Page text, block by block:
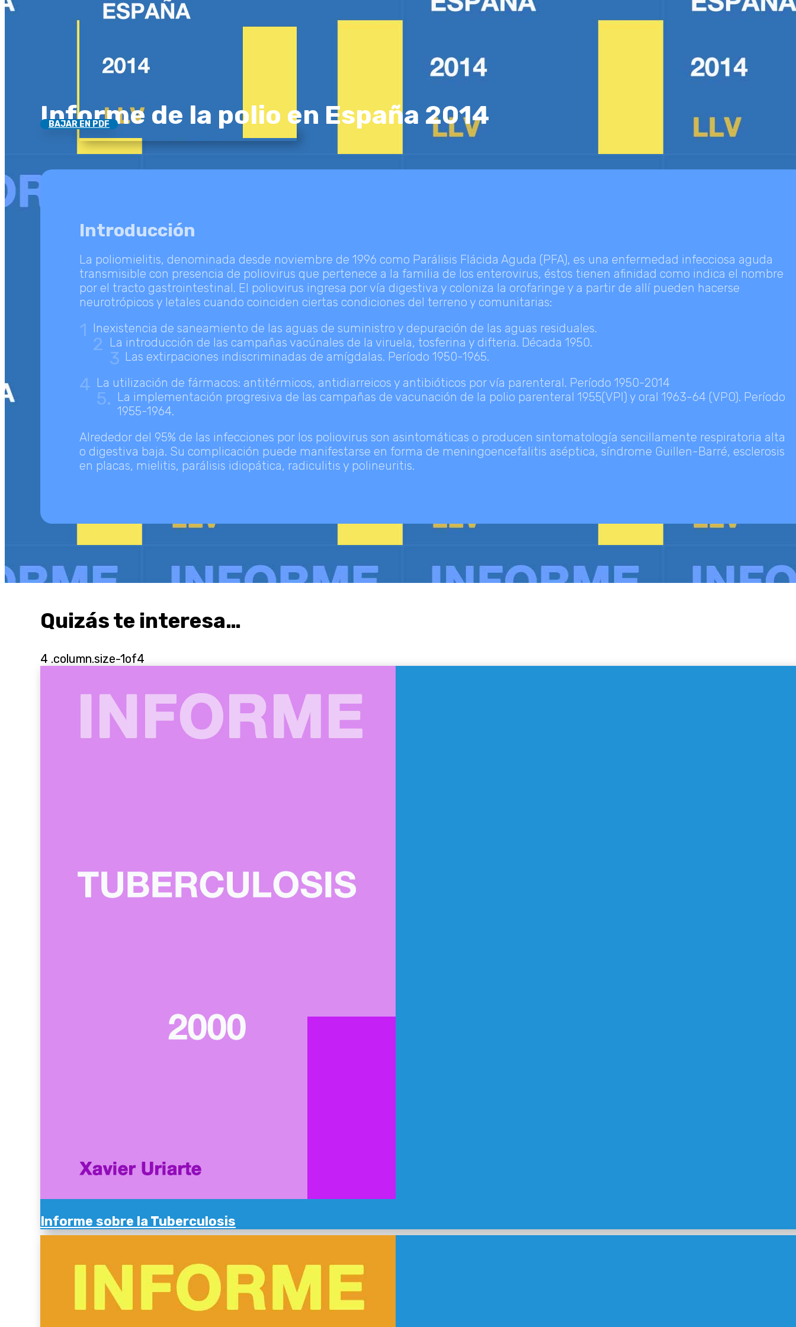
Informe de la polio en España 2014
BAJAR EN PDF
Introducción
La poliomielitis, denominada desde noviembre de 1996 como Parálisis Flácida Aguda (PFA), es una enfermedad infecciosa aguda
transmisible con presencia de poliovirus que pertenece a la familia de los enterovirus, éstos tienen afinidad como indica el nombre
por el tracto gastrointestinal. El poliovirus ingresa por vía digestiva y coloniza la orofaringe y a partir de allí pueden hacerse
neurotrópicos y letales cuando coinciden ciertas condiciones del terreno y comunitarias:
1 Inexistencia de saneamiento de las aguas de suministro y depuración de las aguas residuales.
2 La introducción de las campañas vacúnales de la viruela, tosferina y difteria. Década 1950.
3 Las extirpaciones indiscriminadas de amígdalas. Período 1950-1965.
4 La utilización de fármacos: antitérmicos, antidiarreicos y antibióticos por vía parenteral. Período 1950-2014
5. La implementación progresiva de las campañas de vacunación de la polio parenteral 1955(VPI) y oral 1963-64 (VPO). Período
1955-1964.
Alrededor del 95% de las infecciones por los poliovirus son asintomáticas o producen sintomatología sencillamente respiratoria alta
o digestiva baja. Su complicación puede manifestarse en forma de meningoencefalitis aséptica, síndrome Guillen-Barré, esclerosis
en placas, mielitis, parálisis idiopática, radiculitis y polineuritis.
Quizás te interesa…
Informe sobre la Tuberculosis